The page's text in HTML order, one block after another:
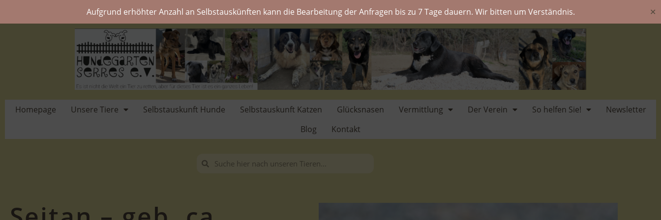
Aufgrund erhöhter Anzahl an Selbstauskünften kann die Bearbeitung der Anfragen bis zu 7 Tage dauern. Wir bitten um Verständnis. ✕
Homepage Unsere Tiere Selbstauskunft Hunde Selbstauskunft Katzen Glücksnasen Vermittlung Der Verein So helfen Sie!
Newsletter
Blog
Kontakt